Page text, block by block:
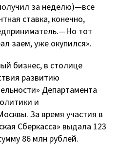
за неделю) — все
ставка, конечно,
— Но тот
заем, уже окупился».
бизнес, в столице
развитию
Департамента
и
За время участия в
Сберкасса» выдала 123
86 млн рублей.